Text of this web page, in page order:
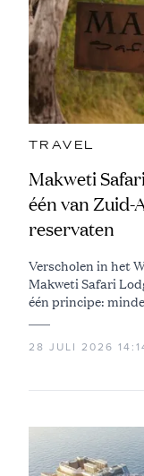
TRAVEL
Makweti
één van Zuid-
reservaten
Verscholen in het
Makweti Safari
één principe:
28 JULI 2026